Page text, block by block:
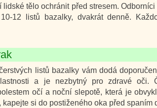
lidské tělo ochránit před stresem.
12 listů bazalky, dvakrát denně.
listů bazalky vám dodá
a je nezbytný pro zdravé oči.
očí a noční slepotě, která je
, kapejte si do postiženého oka před spaním